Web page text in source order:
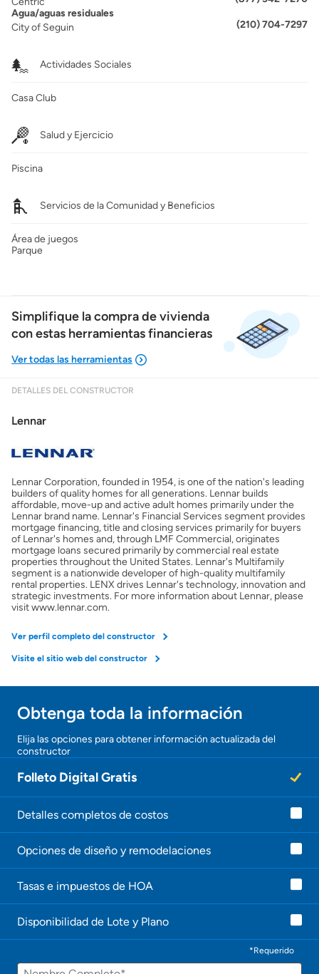
Agua/aguas residuales
City of Seguin
(210) 704-7297
Actividades Sociales
Casa Club
Salud y Ejercicio
Piscina
Servicios de la Comunidad y Beneficios
Área de juegos
Parque
Simplifique la compra de vivienda
con estas herramientas financieras
Costos casa nueva vs. usada
Obtener mi puntaje de crédito
Calcular mi hipoteca
Obtener Aprobación Previa
Preparar mi casa para la venta
Obtener ofertas por mi casa
DETALLES DEL CONSTRUCTOR
Lennar
Lennar Corporation, founded in 1954, is one of the nation's leading
builders of quality homes for all generations. Lennar builds
affordable, move-up and active adult homes primarily under the
Lennar brand name. Lennar's Financial Services segment provides
mortgage financing, title and closing services primarily for buyers
of Lennar's homes and, through LMF Commercial, originates
mortgage loans secured primarily by commercial real estate
properties throughout the United States. Lennar's Multifamily
segment is a nationwide developer of high-quality multifamily
rental properties. LENX drives Lennar's technology, innovation and
strategic investments. For more information about Lennar, please
visit www.lennar.com.
Ver perfil completo del constructor
Visite el sitio web del constructor
¡Gracias!
¡
n
e
e
c
t
Obtenga toda la información
Elija las opciones para obtener información actualizada del
constructor
Folleto Digital Gratis
Detalles completos de costos
Opciones de diseño y remodelaciones
Tasas e impuestos de HOA
Disponibilidad de Lote y Plano
*Requerido
Nombre